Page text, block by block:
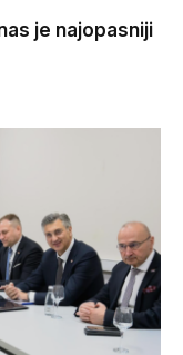
je najopasniji